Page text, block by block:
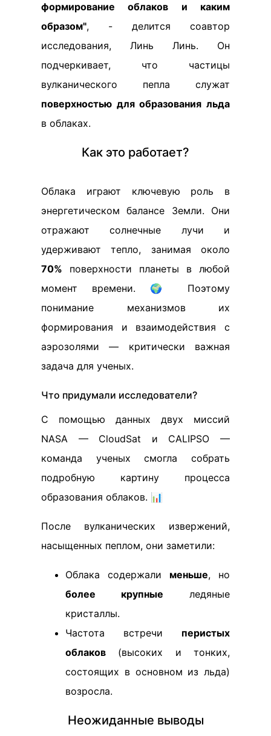
формирование облаков и каким
образом", - делится соавтор
исследования, Линь Линь. Он
подчеркивает, что частицы
вулканического пепла служат
поверхностью для образования льда
в облаках.
Как это работает?
Облака играют ключевую роль в
энергетическом балансе Земли. Они
отражают солнечные лучи и
удерживают тепло, занимая около
70% поверхности планеты в любой
момент времени. 🌍 Поэтому
понимание механизмов их
формирования и взаимодействия с
аэрозолями — критически важная
задача для ученых.
Что придумали исследователи?
С помощью данных двух миссий
NASA — CloudSat и CALIPSO —
команда ученых смогла собрать
подробную картину процесса
образования облаков. 📊
После вулканических извержений,
насыщенных пеплом, они заметили:
Облака содержали меньше, но
более крупные ледяные
кристаллы.
Частота встречи перистых
облаков (высоких и тонких,
состоящих в основном из льда)
возросла.
Неожиданные выводы